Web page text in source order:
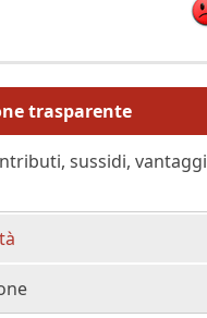
MAIN
trasparente
sussidi, vantaggi